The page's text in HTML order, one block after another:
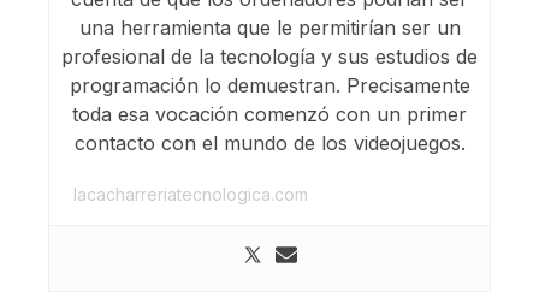
una herramienta que le permitirían ser un
profesional de la tecnología y sus estudios de
programación lo demuestran. Precisamente
toda esa vocación comenzó con un primer
contacto con el mundo de los videojuegos.
lacacharreriatecnologica.com